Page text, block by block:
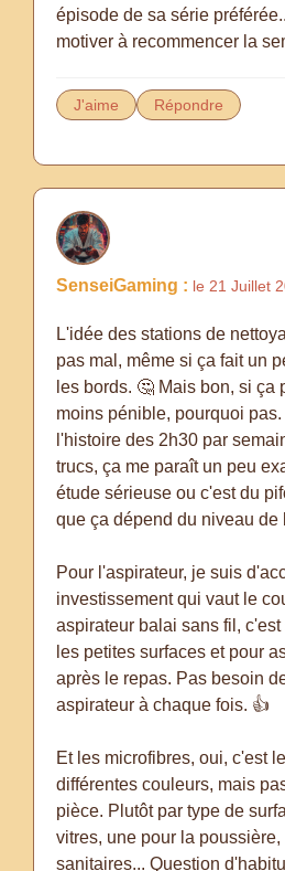
épisode de sa série
motiver à recommencer la
J'aime Répondre
SenseiGaming : le 21 Juillet
L'idée des stations de
pas mal, même si ça fait un
les bords. 🤔 Mais bon, si ça
moins pénible, pourquoi pas.
l'histoire des 2h30 par
trucs, ça me paraît un peu
étude sérieuse ou c'est du
que ça dépend du niveau de
Pour l'aspirateur, je suis
investissement qui vaut le
aspirateur balai sans fil,
les petites surfaces et pour
après le repas. Pas besoin
aspirateur à chaque fois. 👍
Et les microfibres, oui, c'est
différentes couleurs, mais
pièce. Plutôt par type de
vitres, une pour la
sanitaires... Question